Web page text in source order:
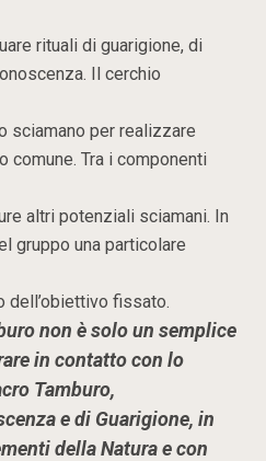
rituali di guarigione, di
Il cerchio
sciamano per realizzare
comune. Tra i componenti
altri potenziali sciamani. In
gruppo una particolare
dell’obiettivo fissato.
non è solo un semplice
in contatto con lo
Tamburo,
e di Guarigione, in
della Natura e con